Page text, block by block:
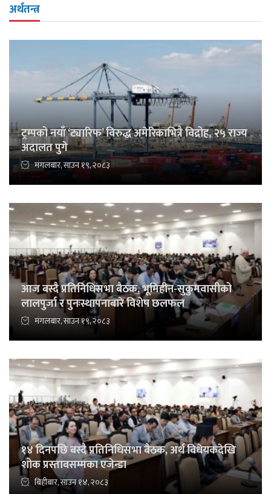
अर्थतन्त्र
ट्रम्पको नयाँ ‘ट्यारिफ’ विरुद्ध अमेरिकाभित्रै विद्रोह, २५ राज्य
अदालत पुगे
मंगलबार, साउन १९, २०८३
आज बस्दै प्रतिनिधिसभा बैठक, भूमिहीन-सुकुमवासीको
लालपुर्जा र पुनःस्थापनाबारे विशेष छलफल
मंगलबार, साउन १९, २०८३
१४ दिनपछि बस्दै प्रतिनिधिसभा बैठक, अर्थ विधेयकदेखि
शोक प्रस्तावसम्मका एजेन्डा
बिहीबार, साउन १४, २०८३